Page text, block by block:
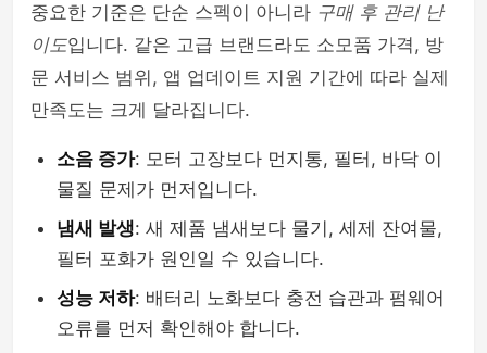
중요한 기준은 단순 스펙이 아니라 구매 후 관리 난
이도입니다. 같은 고급 브랜드라도 소모품 가격, 방
문 서비스 범위, 앱 업데이트 지원 기간에 따라 실제
만족도는 크게 달라집니다.
소음 증가: 모터 고장보다 먼지통, 필터, 바닥 이
물질 문제가 먼저입니다.
냄새 발생: 새 제품 냄새보다 물기, 세제 잔여물,
필터 포화가 원인일 수 있습니다.
성능 저하: 배터리 노화보다 충전 습관과 펌웨어
오류를 먼저 확인해야 합니다.